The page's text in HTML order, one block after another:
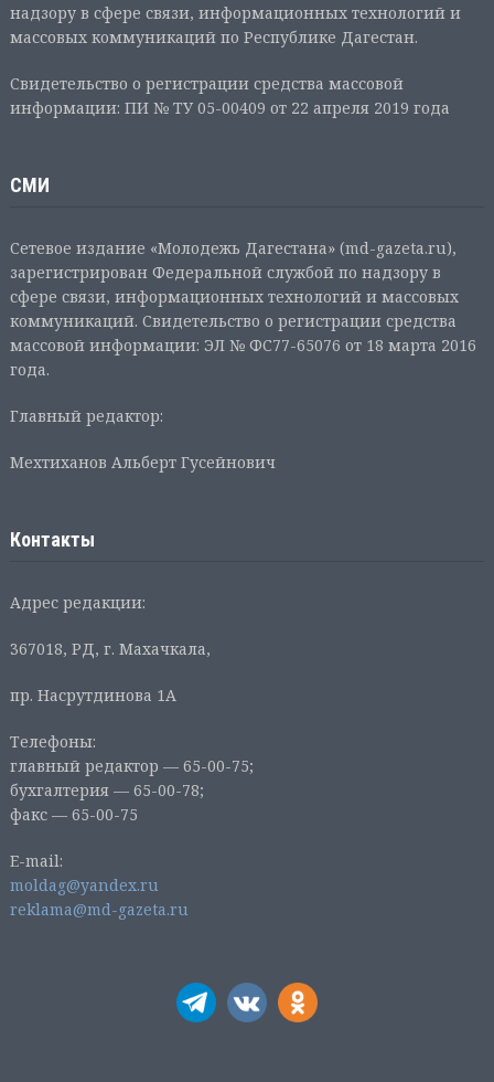
надзору в сфере связи, информационных технологий и
массовых коммуникаций по Республике Дагестан.
Свидетельство о регистрации средства массовой
информации: ПИ № ТУ 05-00409 от 22 апреля 2019 года
СМИ
Сетевое издание «Молодежь Дагестана» (md-gazeta.ru),
зарегистрирован Федеральной службой по надзору в
сфере связи, информационных технологий и массовых
коммуникаций. Свидетельство о регистрации средства
массовой информации: ЭЛ № ФС77-65076 от 18 марта 2016
года.
Главный редактор:
Мехтиханов Альберт Гусейнович
Контакты
Адрес редакции:
367018, РД, г. Махачкала,
пр. Насрутдинова 1А
Телефоны:
главный редактор — 65-00-75;
бухгалтерия — 65-00-78;
факс — 65-00-75
E-mail:
moldag@yandex.ru
reklama@md-gazeta.ru